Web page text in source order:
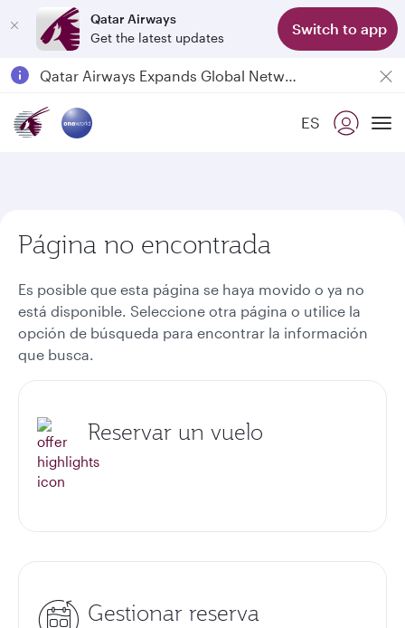
Qatar Airways
Get the latest updates
Switch to app
6 August 2026: Qatar Airways flight resumption to Bahrain (BAH), Erbil (EBL), and Kuwait (KWI)ES
Página no encontrada
Es posible que esta página se haya movido o ya no
está disponible. Seleccione otra página o utilice la
opción de búsqueda para encontrar la información
que busca.
Reservar un vuelo
Gestionar reserva